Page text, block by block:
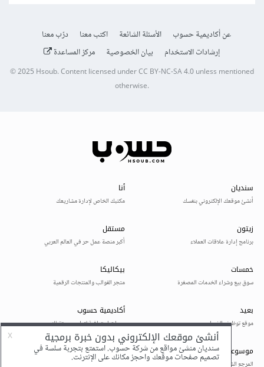
عن أكاديمية حسوب الأسئلة الشائعة اكتب معنا
درّب معنا
إرشادات الاستخدام
بيان الخصوصية مركز المساعدة
© 2025Hsoub.Content licensed underCC BY-NC-SA 4.0unless mentioned
otherwise.